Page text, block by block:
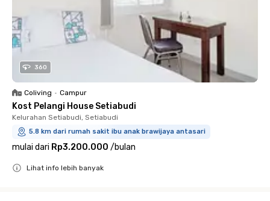
360
Coliving • Campur
Kost Pelangi House Setiabudi
Kelurahan Setiabudi, Setiabudi
5.8 km dari rumah sakit ibu anak brawijaya antasari
mulai dari Rp3.200.000 /bulan
Lihat info lebih banyak